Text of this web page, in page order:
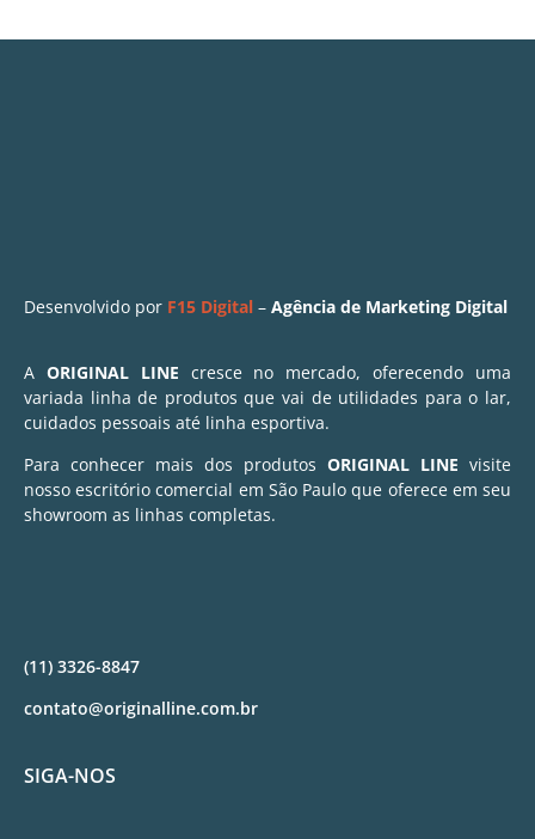
Desenvolvido por F15 Digital – Agência de Marketing Digital
A ORIGINAL LINE cresce no mercado, oferecendo uma
variada linha de produtos que vai de utilidades para o lar,
cuidados pessoais até linha esportiva.
Para conhecer mais dos produtos ORIGINAL LINE visite
nosso escritório comercial em São Paulo que oferece em seu
showroom as linhas completas.
(11) 3326-8847
contato@originalline.com.br
SIGA-NOS